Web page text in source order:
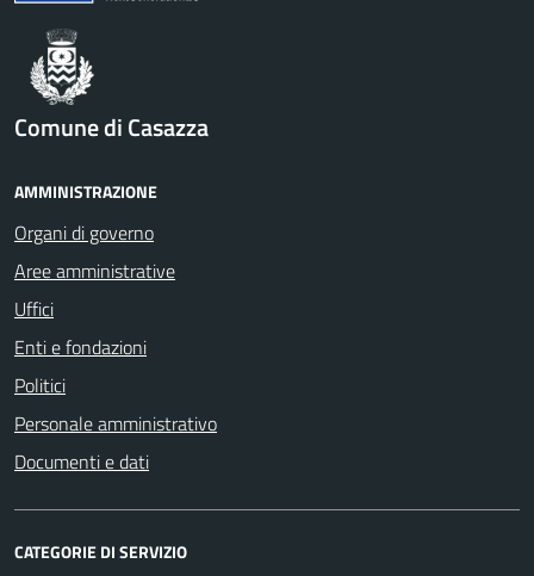
Comune di Casazza
AMMINISTRAZIONE
Organi di governo
Aree amministrative
Uffici
Enti e fondazioni
Politici
Personale amministrativo
Documenti e dati
CATEGORIE DI SERVIZIO